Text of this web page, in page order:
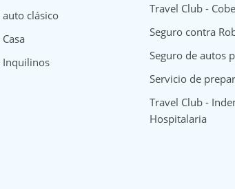
Insurance
auto clásico
Inquilinos
Travel Club -
Seguro contra
Seguro de autos
Servicio de
Travel Club -
Hospitalaria